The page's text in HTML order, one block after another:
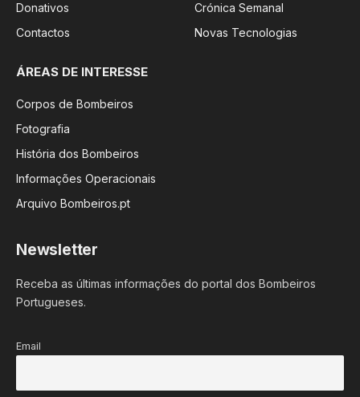
Donativos
Contactos
Crónica Semanal
Novas Tecnologias
ÁREAS DE INTERESSE
Corpos de Bombeiros
Fotografia
História dos Bombeiros
Informações Operacionais
Arquivo Bombeiros.pt
Newsletter
Receba as últimas informações do portal dos Bombeiros
Portugueses.
Email